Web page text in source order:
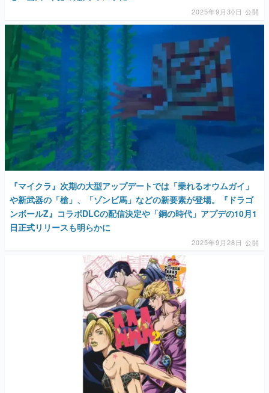
2025年9月30日 公開
『マイクラ』次期の大型アップデートでは「乗れるオウムガイ」
や新武器の「槍」、「ゾンビ馬」などの新要素が登場。『ドラゴ
ンボールZ』コラボDLCの配信決定や「銅の時代」アプデの10月1
日正式リリースも明らかに
2025年9月28日 公開